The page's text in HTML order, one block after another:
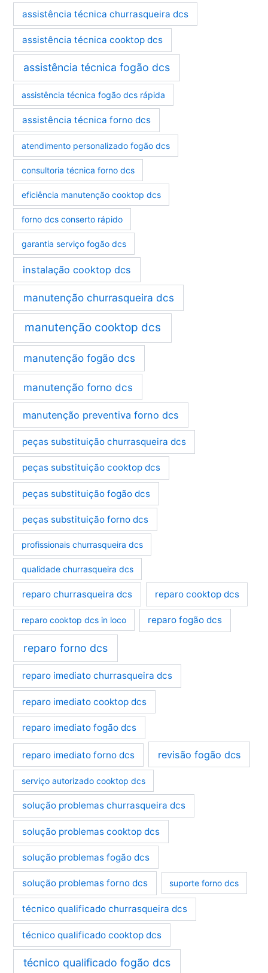
assistência técnica churrasqueira dcs
assistência técnica cooktop dcs
assistência técnica fogão dcs
assistência técnica fogão dcs rápida
assistência técnica forno dcs
atendimento personalizado fogão dcs
consultoria técnica forno dcs
eficiência manutenção cooktop dcs
forno dcs conserto rápido
garantia serviço fogão dcs
instalação cooktop dcs
manutenção churrasqueira dcs
manutenção cooktop dcs
manutenção fogão dcs
manutenção forno dcs
manutenção preventiva forno dcs
peças substituição churrasqueira dcs
peças substituição cooktop dcs
peças substituição fogão dcs
peças substituição forno dcs
profissionais churrasqueira dcs
qualidade churrasqueira dcs
reparo churrasqueira dcs reparo cooktop dcs
reparo cooktop dcs in loco reparo fogão dcs
reparo forno dcs
reparo imediato churrasqueira dcs
reparo imediato cooktop dcs
reparo imediato fogão dcs
reparo imediato forno dcs revisão fogão dcs
serviço autorizado cooktop dcs
solução problemas churrasqueira dcs
solução problemas cooktop dcs
solução problemas fogão dcs
solução problemas forno dcs suporte forno dcs
técnico qualificado churrasqueira dcs
técnico qualificado cooktop dcs
técnico qualificado fogão dcs